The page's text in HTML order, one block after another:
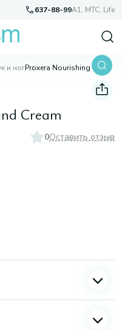
637-88-99A1, МТС, Life
и ног Proxera Nourishing Hand Cream
Cream
0Оставить отзыв